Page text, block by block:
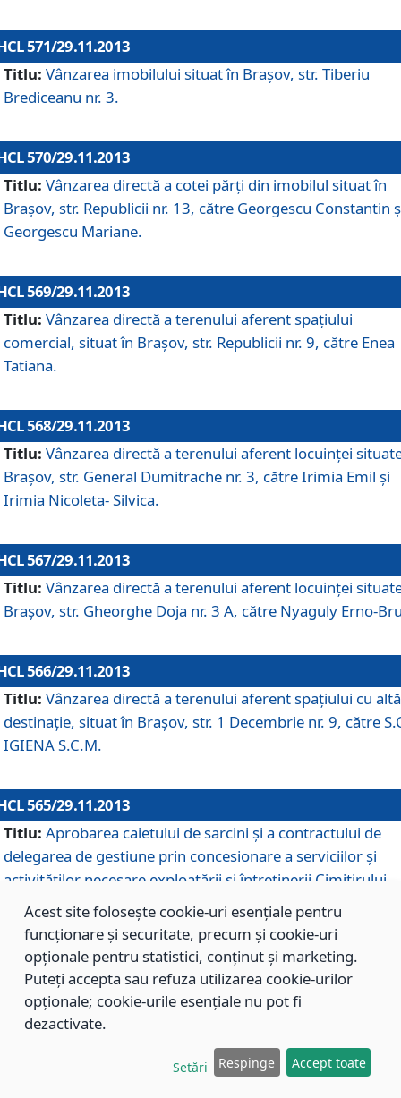
571/29.11.2013
Titlu: Vânzarea imobilului situat în Braşov, str. Tiberiu
Brediceanu nr. 3.
570/29.11.2013
Titlu: Vânzarea directă a cotei părţi din imobilul situat în
Braşov, str. Republicii nr. 13, către Georgescu Constantin
Georgescu Mariane.
569/29.11.2013
Titlu: Vânzarea directă a terenului aferent spaţiului
comercial, situat în Braşov, str. Republicii nr. 9, către Enea
Tatiana.
568/29.11.2013
Titlu: Vânzarea directă a terenului aferent locuinţei
Braşov, str. General Dumitrache nr. 3, către Irimia Emil şi
Irimia Nicoleta- Silvica.
567/29.11.2013
Titlu: Vânzarea directă a terenului aferent locuinţei
Braşov, str. Gheorghe Doja nr. 3 A, către Nyaguly Erno-
566/29.11.2013
Titlu: Vânzarea directă a terenului aferent spaţiului cu altă
destinaţie, situat în Braşov, str. 1 Decembrie nr. 9, către
IGIENA S.C.M.
565/29.11.2013
Titlu: Aprobarea caietului de sarcini şi a contractului de
delegarea de gestiune prin concesionare a serviciilor şi
activităţilor necesare exploatării şi întreţinerii Cimitirului
Municipal Braşov situat în str. Dimitrie Anghel nr. 19.
564/29.11.2013
Titlu: Completarea şi modificarea H.C.L. nr. 446/2013,
care s-a aprobat studiul de fundamentare pentru
Acest site folosește cookie-uri esențiale pentru
funcționare și securitate, precum și cookie-uri
opționale pentru statistici, conținut și marketing.
Puteți accepta sau refuza utilizarea cookie-urilor
opționale; cookie-urile esențiale nu pot fi
dezactivate.
Setări Respinge Accept toate